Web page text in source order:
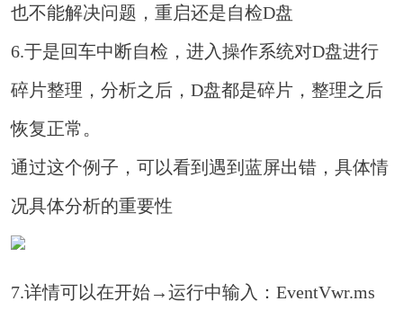
也不能解决问题，重启还是自检D盘
6.于是回车中断自检，进入操作系统对D盘进行
碎片整理，分析之后，D盘都是碎片，整理之后
恢复正常。
通过这个例子，可以看到遇到蓝屏出错，具体情
况具体分析的重要性
7.详情可以在开始→运行中输入：EventVwr.ms